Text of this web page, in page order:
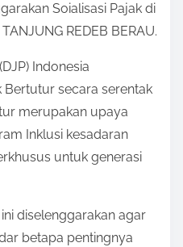
Soialisasi Pajak di
REDEB BERAU.
Indonesia
Bertutur secara serentak
merupakan upaya
Inklusi kesadaran
untuk generasi
diselenggarakan agar
betapa pentingnya